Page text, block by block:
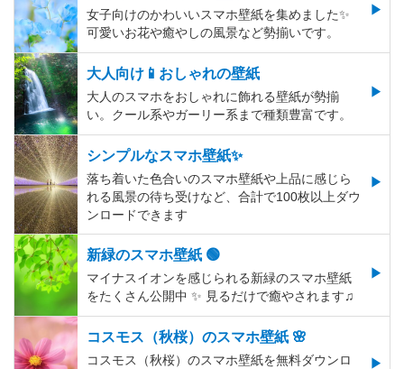
女子向けのかわいいスマホ壁紙を集めました✨
可愛いお花や癒やしの風景など勢揃いです。
大人向け📱おしゃれの壁紙
大人のスマホをおしゃれに飾れる壁紙が勢揃
い。クール系やガーリー系まで種類豊富です。
シンプルなスマホ壁紙✨
落ち着いた色合いのスマホ壁紙や上品に感じら
れる風景の待ち受けなど、合計で100枚以上ダウ
ンロードできます
新緑のスマホ壁紙 🟢
マイナスイオンを感じられる新緑のスマホ壁紙
をたくさん公開中 ✨ 見るだけで癒やされます♫
コスモス（秋桜）のスマホ壁紙 🌸
コスモス（秋桜）のスマホ壁紙を無料ダウンロ